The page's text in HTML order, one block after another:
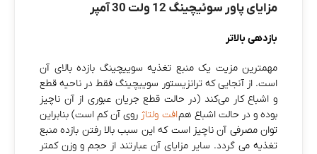
مزایای پاور سوئیچینگ 12 ولت 30 آمپر
بازدهی بالاتر
مهمترین مزیت یک منبع تغذیه سوییچینگ بازده بالای آن
است. از آنجایی که ترانزیستور سوییچینگ فقط در ناحیه قطع
و اشباع کار می‌کند (در حالت قطع جریان عبوری از آن ناچیز
بوده و در حالت اشباع همافت ولتاژ روی آن کم است) بنابراین
توان مصرفی آن ناچیز است که این سبب بالا رفتن بازده منبع
تغذیه می‌ گردد. سایر مزایای آن عبارتند از حجم و وزن کمتر